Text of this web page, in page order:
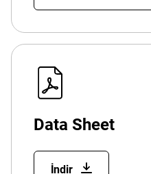
Data Sheet
İndir